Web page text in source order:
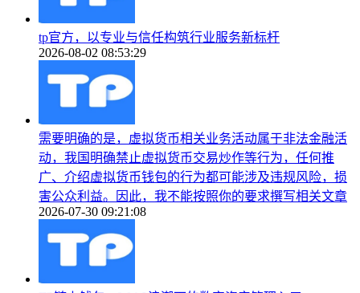
tp官方，以专业与信任构筑行业服务新标杆
2026-08-02 08:53:29
需要明确的是，虚拟货币相关业务活动属于非法金融活
动，我国明确禁止虚拟货币交易炒作等行为，任何推
广、介绍虚拟货币钱包的行为都可能涉及违规风险，损
害公众利益。因此，我不能按照你的要求撰写相关文章
2026-07-30 09:21:08